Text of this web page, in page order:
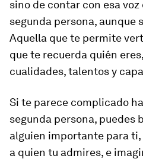
sino de contar con esa voz
segunda persona, aunque
Aquella que te permite
que te recuerda quién
cualidades, talentos y
Si te parece complicado
segunda persona, puedes
alguien importante para
a quien tu admires, e